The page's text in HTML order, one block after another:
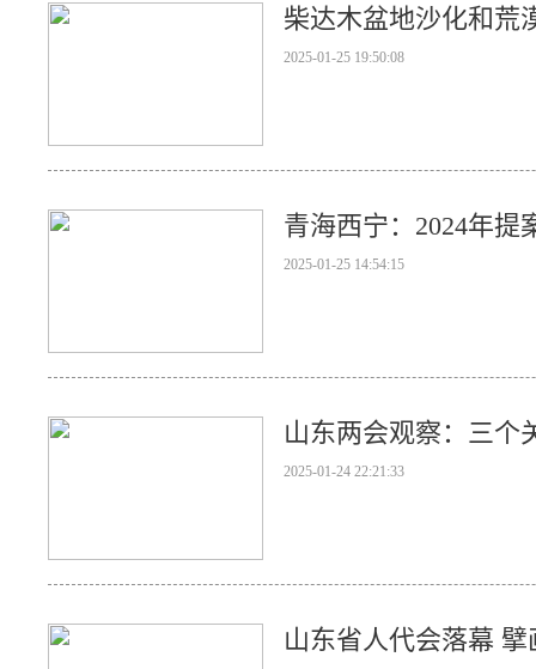
柴达木盆地沙化和荒
2025-01-25 19:50:08
青海西宁：2024年提
2025-01-25 14:54:15
山东两会观察：三个
2025-01-24 22:21:33
山东省人代会落幕 擘